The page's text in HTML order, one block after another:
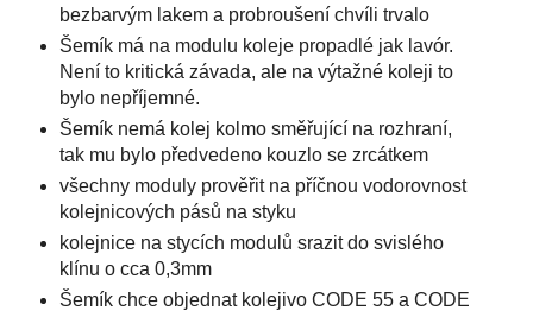
bezbarvým lakem a probroušení chvíli trvalo
Šemík má na modulu koleje propadlé jak lavór.
Není to kritická závada, ale na výtažné koleji to
bylo nepříjemné.
Šemík nemá kolej kolmo směřující na rozhraní,
tak mu bylo předvedeno kouzlo se zrcátkem
všechny moduly prověřit na příčnou vodorovnost
kolejnicových pásů na styku
kolejnice na stycích modulů srazit do svislého
klínu o cca 0,3mm
Šemík chce objednat kolejivo CODE 55 a CODE